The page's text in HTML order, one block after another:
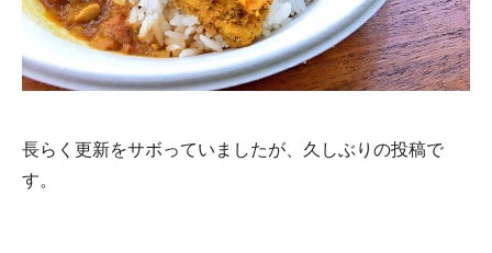
長らく更新をサボっていましたが、久しぶりの投稿で
す。